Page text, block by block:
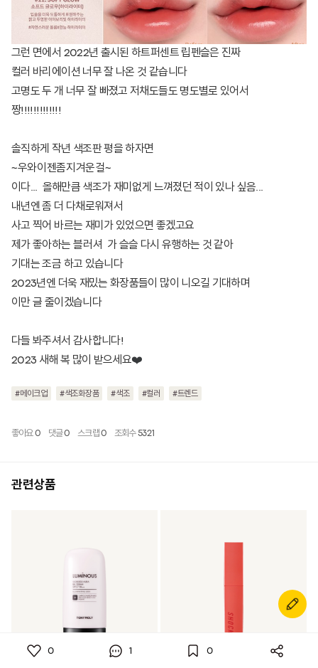
그런 면에서 2022년 출시된 하트퍼센트 립펜슬은 진짜
컬러 바리에이션 너무 잘 나온 것 같습니다
고명도 두 개 너무 잘 빠졌고 저채도들도 명도별로 있어서
짱!!!!!!!!!!!!!
솔직하게 작년 색조판 평을 하자면
~우와이젠좀지겨운걸~
이다... 올해만큼 색조가 재미없게 느껴졌던 적이 있나 싶음...
내년엔 좀 더 다채로워져서
사고 찍어 바르는 재미가 있었으면 좋겠고요
제가 좋아하는 블러셔
가 슬슬 다시 유행하는 것 같아
기대는 조금 하고 있습니다
2023년엔 더욱 재밌는 화장품들이 많이 니오길 기대하며
이만 글 줄이겠습니다
다들 봐주셔서 감사합니다!
2023 새해 복 많이 받으세요❤️
#메이크업 #색조화장품 #색조 #컬러 #트렌드
좋아요 0 댓글0 스크랩0 조회수5321
관련상품
0 1 0